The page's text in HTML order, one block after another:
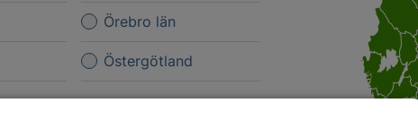
Örebro län
Östergötland